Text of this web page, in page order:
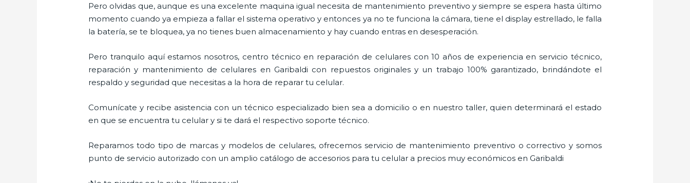
Pero olvidas que, aunque es una excelente maquina igual necesita de mantenimiento preventivo y siempre se espera hasta último
momento cuando ya empieza a fallar el sistema operativo y entonces ya no te funciona la cámara, tiene el display estrellado, le falla
la batería, se te bloquea, ya no tienes buen almacenamiento y hay cuando entras en desesperación.
Pero tranquilo aquí estamos nosotros, centro técnico en reparación de celulares con 10 años de experiencia en servicio técnico,
reparación y mantenimiento de celulares en Garibaldi con repuestos originales y un trabajo 100% garantizado, brindándote el
respaldo y seguridad que necesitas a la hora de reparar tu celular.
Comunícate y recibe asistencia con un técnico especializado bien sea a domicilio o en nuestro taller, quien determinará el estado
en que se encuentra tu celular y si te dará el respectivo soporte técnico.
Reparamos todo tipo de marcas y modelos de celulares, ofrecemos servicio de mantenimiento preventivo o correctivo y somos
punto de servicio autorizado con un amplio catálogo de accesorios para tu celular a precios muy económicos en Garibaldi